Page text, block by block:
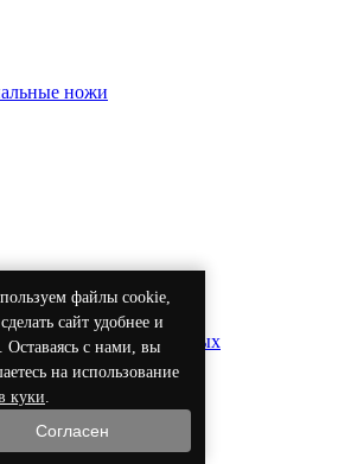
файлы cookie,
сайт удобнее и
Оставаясь с нами, вы
на использование
куки.
Согласен
ножи
персональных данных